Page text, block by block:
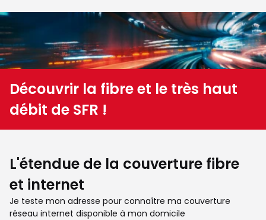
Découvrir la fibre et le très haut
débit de SFR !
L'étendue de la couverture fibre
et internet
Je teste mon adresse pour connaître ma couverture
réseau internet disponible à mon domicile